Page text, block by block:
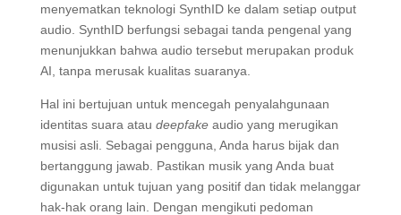
menyematkan teknologi SynthID ke dalam setiap output
audio. SynthID berfungsi sebagai tanda pengenal yang
menunjukkan bahwa audio tersebut merupakan produk
AI, tanpa merusak kualitas suaranya.
Hal ini bertujuan untuk mencegah penyalahgunaan
identitas suara atau deepfakeaudio yang merugikan
musisi asli. Sebagai pengguna, Anda harus bijak dan
bertanggung jawab. Pastikan musik yang Anda buat
digunakan untuk tujuan yang positif dan tidak melanggar
hak-hak orang lain. Dengan mengikuti pedoman